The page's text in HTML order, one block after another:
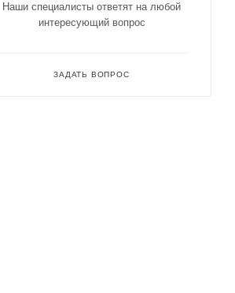
Наши специалисты ответят на любой
интересующий вопрос
ЗАДАТЬ ВОПРОС